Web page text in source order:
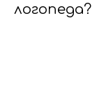
логопеда?